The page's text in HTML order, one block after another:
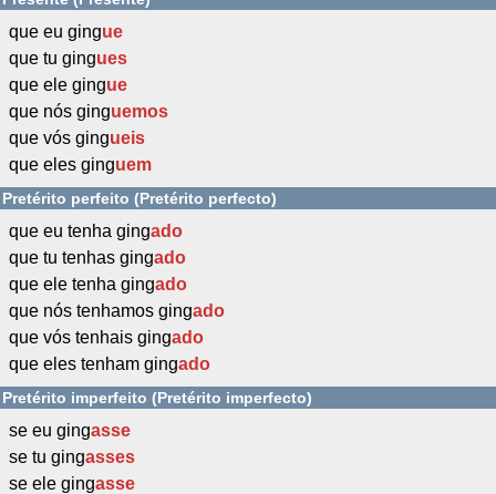
que eu gingue
que tu gingues
que ele gingue
que nós ginguemos
que vós gingueis
que eles ginguem
Pretérito perfeito (Pretérito perfecto)
que eu tenha gingado
que tu tenhas gingado
que ele tenha gingado
que nós tenhamos gingado
que vós tenhais gingado
que eles tenham gingado
Pretérito imperfeito (Pretérito imperfecto)
se eu gingasse
se tu gingasses
se ele gingasse